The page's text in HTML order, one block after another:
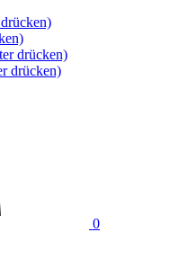
drücken)
drücken)
0